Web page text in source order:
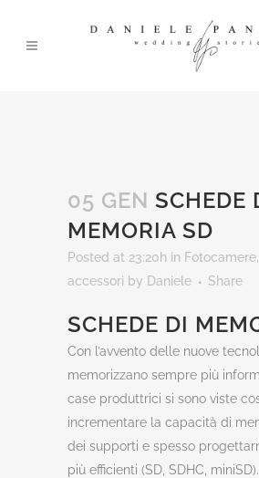
05 GEN SCHEDE
MEMORIA SD
Posted at 23:20h in
accessori by Daniele Share
SCHEDE DI
Con l’avvento delle nuove
memorizzano sempre più
case produttrici si sono viste
incrementare la capacità di
dei supporti e spesso
più efficienti (SD, SDHC, miniSD).